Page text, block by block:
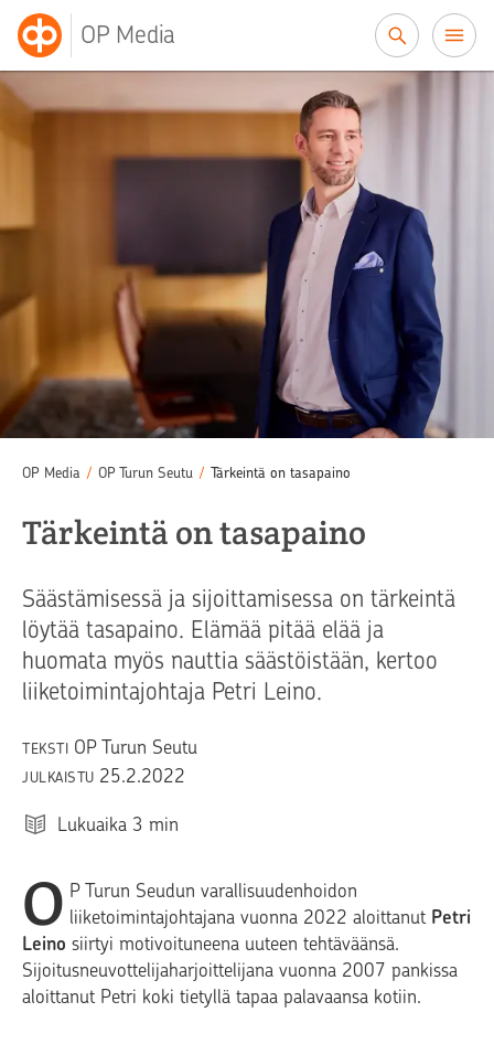
OP Media
OP Media / OP Turun Seutu / Tärkeintä on tasapaino
Tärkeintä on tasapaino
Säästämisessä ja sijoittamisessa on tärkeintä
löytää tasapaino. Elämää pitää elää ja
huomata myös nauttia säästöistään, kertoo
liiketoimintajohtaja Petri Leino.
TEKSTI OP Turun Seutu
JULKAISTU 25.2.2022
Lukuaika 3 min
O P Turun Seudun varallisuudenhoidon
liiketoimintajohtajana vuonna 2022 aloittanut Petri
Leino siirtyi motivoituneena uuteen tehtäväänsä.
Sijoitusneuvottelijaharjoittelijana vuonna 2007 pankissa
aloittanut Petri koki tietyllä tapaa palavaansa kotiin.